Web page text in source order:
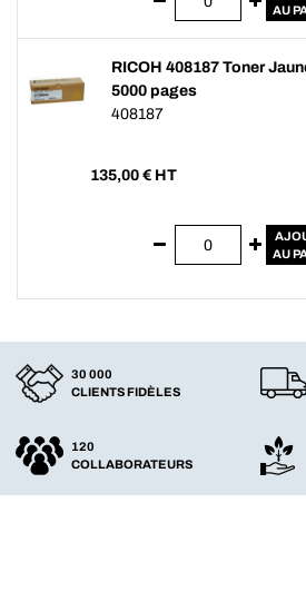
AU
RICOH 408187 Toner
5000 pages
408187
135,00 € HT
AU
30 000
CLIENTS FIDÈLES
120
COLLABORATEURS